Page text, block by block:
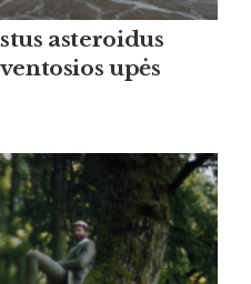
asteroidus
upės